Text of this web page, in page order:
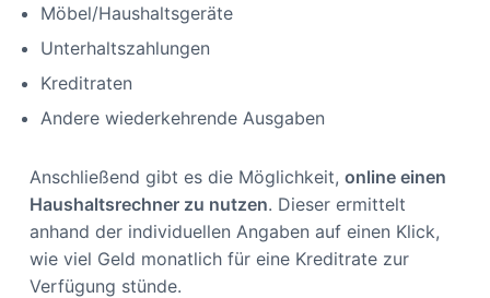
Möbel/Haushaltsgeräte
Unterhaltszahlungen
Kreditraten
Andere wiederkehrende Ausgaben
Anschließend gibt es die Möglichkeit, online einen
Haushaltsrechner zu nutzen. Dieser ermittelt
anhand der individuellen Angaben auf einen Klick,
wie viel Geld monatlich für eine Kreditrate zur
Verfügung stünde.